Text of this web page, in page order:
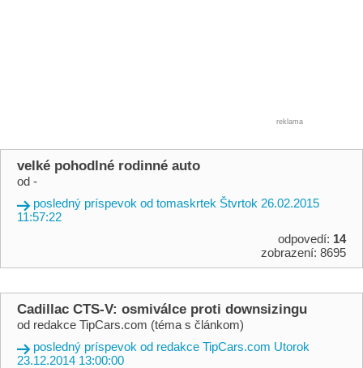
reklama
velké pohodlné rodinné auto
od -
posledný príspevok od tomaskrtek Štvrtok 26.02.2015
11:57:22
odpovedí: 14
zobrazení: 8695
Cadillac CTS-V: osmiválce proti downsizingu
od redakce TipCars.com (téma s článkom)
posledný príspevok od redakce TipCars.com Utorok
23.12.2014 13:00:00